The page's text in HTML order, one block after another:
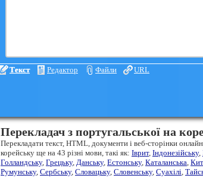
Текст Редактор Файли URL
Перекладач з португальської на
Перекладати текст, HTML, документи і веб-сторінки
корейську ще на 43 різні мови, такі як: Іврит, Індонезійську,
Голландську, Грецьку, Данську, Естонську, Каталанська,
Румунську, Сербську, Словацьку, Словенську, Суахілі,